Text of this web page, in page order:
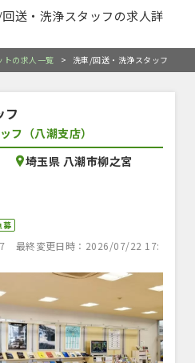
送・洗浄スタッフの求人詳
トの求人一覧 > 洗車/回送・洗浄スタッフ
フ
フ（八潮支店）
埼玉県 八潮市柳之宮
募
最終変更日時：2026/07/22 17: